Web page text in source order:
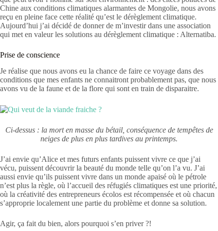
Chine aux conditions climatiques alarmantes de Mongolie, nous avons
reçu en pleine face cette réalité qu’est le dérèglement climatique.
Aujourd’hui j’ai décidé de donner de m’investir dans une association
qui met en valeur les solutions au dérèglement climatique : Alternatiba.
Prise de conscience
Je réalise que nous avons eu la chance de faire ce voyage dans des
conditions que mes enfants ne connaitront probablement pas, que nous
avons vu de la faune et de la flore qui sont en train de disparaitre.
Ci-dessus : la mort en masse du bétail, conséquence de tempêtes de
neiges de plus en plus tardives au printemps.
J’ai envie qu’Alice et mes futurs enfants puissent vivre ce que j’ai
vécu, puissent découvrir la beauté du monde telle qu’on l’a vu. J’ai
aussi envie qu’ils puissent vivre dans un monde apaisé où le pétrole
n’est plus la règle, où l’accueil des réfugiés climatiques est une priorité,
où la créativité des entrepreneurs écolos est récompensée et où chacun
s’approprie localement une partie du problème et donne sa solution.
Agir, ça fait du bien, alors pourquoi s’en priver ?!